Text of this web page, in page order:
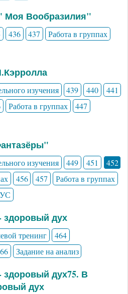
Моя Вообразилия"
436 437
Работа в группах
изучения 439 440
441
Работа в группах
447
изучения 449 451
452
456 457
Работа в группах
УС
здоровый дух
тренинг
464
Задание на анализ
здоровый дух75. В
дух